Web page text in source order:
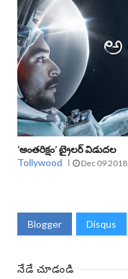
‘అంతరిక్షం’ ట్రైలర్‌ విడుదల
Tollywood
Dec 09 2018
Blogger Disqus
నేడే చూడండి